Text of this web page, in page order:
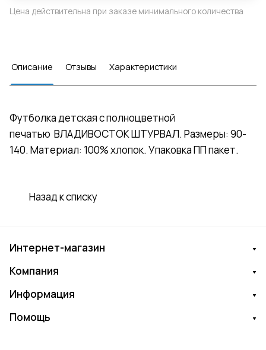
Цена действительна при заказе минимального количества
Описание Отзывы Характеристики
Футболка детская с полноцветной
печатью ВЛАДИВОСТОК ШТУРВАЛ. Размеры: 90-
140. Материал: 100% хлопок. Упаковка ПП пакет.
Назад к списку
Интернет-магазин
Компания
Информация
Помощь